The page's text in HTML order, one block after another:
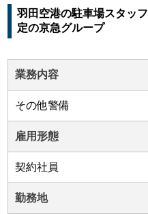
羽田空港の駐車場スタッ
定の京急グループ
業務内容
その他警備
雇用形態
契約社員
勤務地